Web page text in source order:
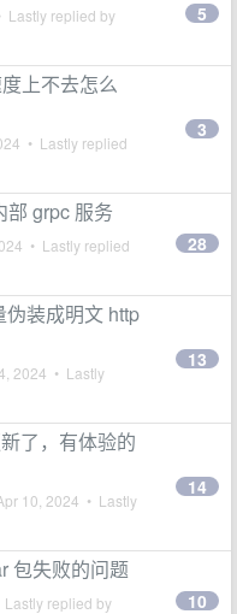
Lastly replied by 5
上不去怎么
• Lastly replied
3
部 grpc 服务
• Lastly replied
28
装成明文 http
2024 • Lastly
13
了，有体验的
10, 2024 • Lastly
14
包失败的问题
Lastly replied by 10